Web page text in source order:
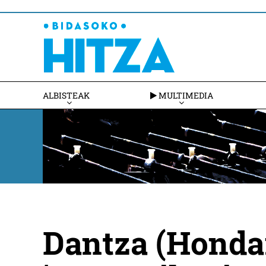
ALBISTEAK MULTIMEDIA
Dantza